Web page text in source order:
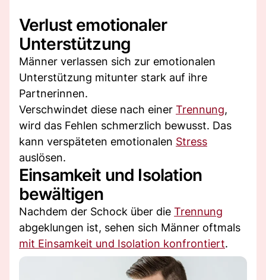
Verlust emotionaler
Unterstützung
Männer verlassen sich zur emotionalen
Unterstützung mitunter stark auf ihre
Partnerinnen.
Verschwindet diese nach einer Trennung,
wird das Fehlen schmerzlich bewusst. Das
kann verspäteten emotionalen Stress
auslösen.
Einsamkeit und Isolation
bewältigen
Nachdem der Schock über die Trennung
abgeklungen ist, sehen sich Männer oftmals
mit Einsamkeit und Isolation konfrontiert.